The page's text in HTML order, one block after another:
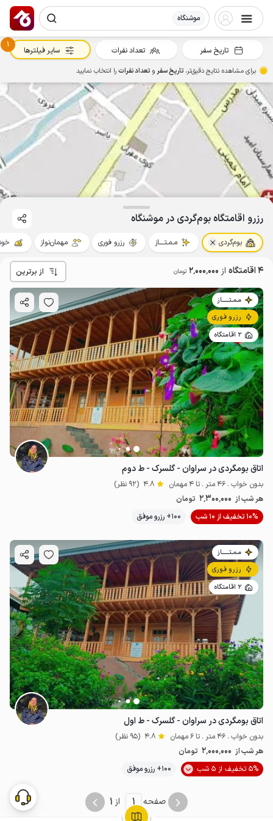
موشنگاه
2.3میلیون ت 4.8
رزرو اقامتگاه بوم‌گردی در موشنگاه
بوم‌گردی مـمـتــــاز رزرو فوری مهمان‌نواز
4 اقامتگاه از 2٬000٬000 تومان از برترین
مـمـتــــــاز
رزرو فوری
2 اقامتگاه
اتاق بومگردی در سراوان - گلسرک - ط دوم
بدون خواب . 46 متر . تا 4 مهمان 4.8 (92 نظر)
هر شب از 2٬300٬000 تومان
10% تخفیف از 10 شب
100+ رزرو موفق
مـمـتــــــاز
رزرو فوری
2 اقامتگاه
اتاق بومگردی در سراوان - گلسرک - ط اول
بدون خواب . 46 متر . تا 6 مهمان 4.8 (95 نظر)
هر شب از 2٬000٬000 تومان
5% تخفیف از 5 شب
100+ رزرو موفق
صفحه 1 از 1
تاریخ سفر تعداد نفرات
1
سایر فیلترها
برای مشاهده نتایج دقیق‌تر، تاریخ سفرو تعداد نفراترا انتخاب نمایید